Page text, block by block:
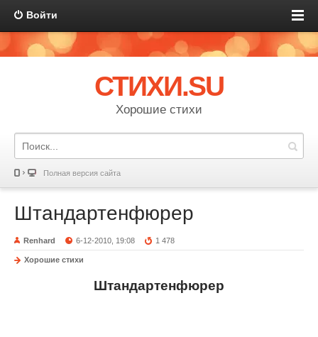
Войти
СТИХИ.SU
Хорошие стихи
Полная версия сайта
Штандартенфюрер
Renhard 6-12-2010, 19:08 1 478
Хорошие стихи
Штандартенфюрер